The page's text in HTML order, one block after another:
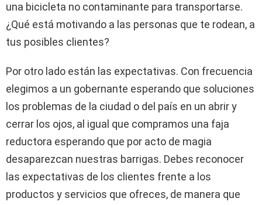
una bicicleta no contaminante para transportarse.
¿Qué está motivando a las personas que te rodean, a
tus posibles clientes?
Por otro lado están las expectativas. Con frecuencia
elegimos a un gobernante esperando que soluciones
los problemas de la ciudad o del país en un abrir y
cerrar los ojos, al igual que compramos una faja
reductora esperando que por acto de magia
desaparezcan nuestras barrigas. Debes reconocer
las expectativas de los clientes frente a los
productos y servicios que ofreces, de manera que